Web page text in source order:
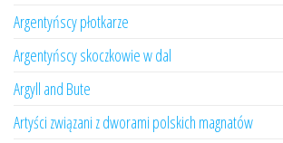
Argentyńscy płotkarze
Argentyńscy skoczkowie w dal
Argyll and Bute
Artyści związani z dworami polskich magnatów